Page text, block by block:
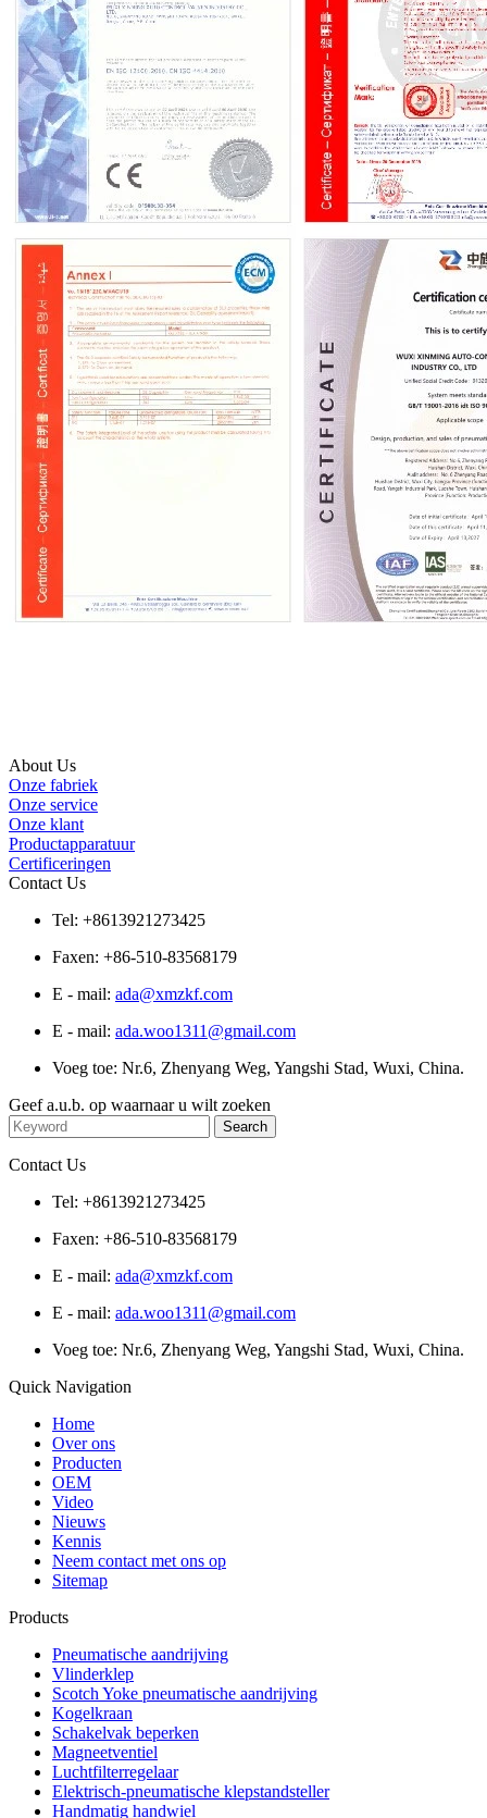
About Us
Onze fabriek
Onze service
Onze klant
Productapparatuur
Certificeringen
Contact Us
Tel: +8613921273425
Faxen: +86-510-83568179
E - mail: ada@xmzkf.com
E - mail: ada.woo1311@gmail.com
Voeg toe: Nr.6, Zhenyang Weg, Yangshi Stad, Wuxi, China.
Geef a.u.b. op waarnaar u wilt zoeken
Contact Us
Tel: +8613921273425
Faxen: +86-510-83568179
E - mail: ada@xmzkf.com
E - mail: ada.woo1311@gmail.com
Voeg toe: Nr.6, Zhenyang Weg, Yangshi Stad, Wuxi, China.
Quick Navigation
Home
Over ons
Producten
OEM
Video
Nieuws
Kennis
Neem contact met ons op
Sitemap
Products
Pneumatische aandrijving
Vlinderklep
Scotch Yoke pneumatische aandrijving
Kogelkraan
Schakelvak beperken
Magneetventiel
Luchtfilterregelaar
Elektrisch-pneumatische klepstandsteller
Handmatig handwiel